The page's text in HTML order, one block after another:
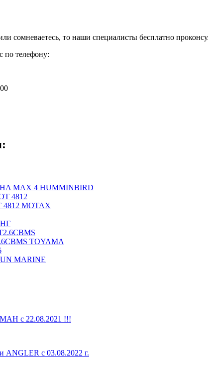
сомневаетесь, то наши специалисты бесплатно
по телефону:
MAX 4 HUMMINBIRD
4812 MOTAX
TOYAMA
MARINE
с 22.08.2021 !!!
ANGLER с 03.08.2022 г.